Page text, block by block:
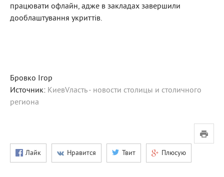
працювати офлайн, адже в закладах завершили
дооблаштування укриттів.
Бровко Ігор
Источник: КиевVласть - новости столицы и столичного
региона
Лайк Нравится Твит Плюсую